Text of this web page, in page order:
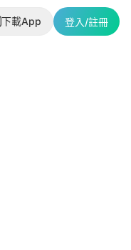
下載App 登入/註冊